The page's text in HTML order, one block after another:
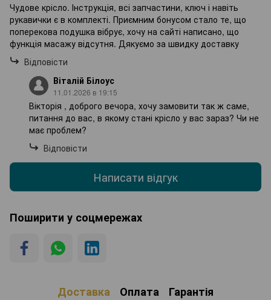
Чудове крісло. Інструкція, всі запчастини, ключ і навіть
рукавички є в комплекті. Приємним бонусом стало те, що
поперекова подушка вібрує, хочу на сайті написано, що
функція масажу відсутня. Дякуємо за швидку доставку
Відповісти
Віталій Білоус
11.01.2026 в 19:15
Вікторія , доброго вечора, хочу замовити так ж саме,
питання до вас, в якому стані крісло у вас зараз? Чи не
має проблем?
Відповісти
Написати відгук
Поширити у соцмережах
Доставка Оплата Гарантія